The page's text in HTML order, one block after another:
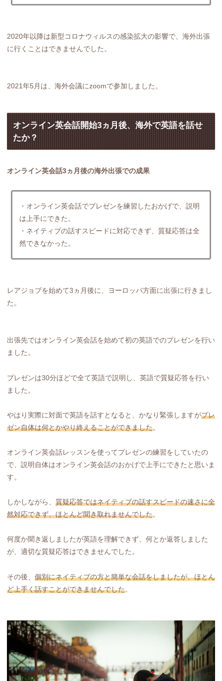
2020年以降は新型コロナウィルスの感染拡大の影響で、海外出張
に行くことはできませんでした。
2021年5月は、海外会議にzoomで参加しました。
オンライン英会話開始3ヵ月後、海外で英語を話せ
たか？
オンライン英会話3ヵ月後の海外出張での成果
・オンライン英会話でプレゼンを練習したおかげで、説明
は上手にできた。
・ネイティブの話すスピードに対応できず、質疑応答は全
然できなかった。
レアジョブを始めて3ヵ月後に、ヨーロッパ方面に出張に行きまし
た。
出張先ではオンライン英会話を始めて初の英語でのプレゼンを行い
ました。
プレゼンは30分ほどで全て英語で説明し、英語で質疑応答を行い
ました。
やはり実際に対面で英語を話すとなると、かなり緊張しますがプレ
ゼン自体は何とかやり終えることができました。
オンライン英会話レッスンを使ってプレゼンの練習をしていたの
で、説明自体はオンライン英会話のおかげで上手にできたと思いま
す。
しかしながら、 質疑応答ではネイティブの話すスピードの速さに全
然対応できず、ほとんど聞き取れませんでした。
何度か聞き返しましたが英語を理解できず、何とか返答しました
が、適切な質疑応答はできませんでした。
その後、 個別にネイティブの方と簡単な会話をしましたが、ほとん
ど上手く話すことができませんでした。